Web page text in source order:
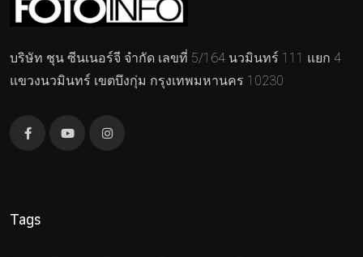
บริษัท ชุน ซีนเนอร์จี จำกัด เลขที่ 5/164 นวมินทร์ 111 แยก 4
แขวงนวมินทร์ เขตบึงกุ่ม กรุงเทพมหานคร 10230
Tags